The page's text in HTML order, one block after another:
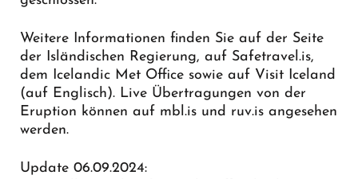
Weitere Informationen finden Sie auf der Seite
der Isländischen Regierung, auf Safetravel.is,
dem Icelandic Met Office sowie auf Visit Iceland
(auf Englisch). Live Übertragungen von der
Eruption können auf mbl.is und ruv.is angesehen
werden.
Update 06.09.2024: